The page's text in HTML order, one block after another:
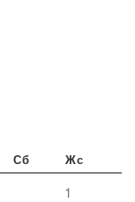
Сб Жс
1